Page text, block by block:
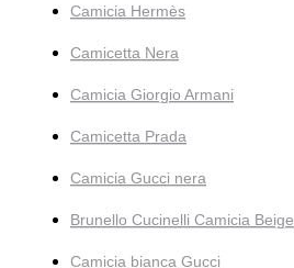
Camicia Hermès
Camicetta Nera
Camicia Giorgio Armani
Camicetta Prada
Camicia Gucci nera
Brunello Cucinelli Camicia Beige
Camicia bianca Gucci